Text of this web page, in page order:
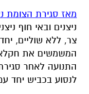
מאז סגירת הצומת
ניצנים ובאי חוף
צר, ללא שוליים,
המשמשים את
התנועה לאחר
לנסוע בכביש יחד